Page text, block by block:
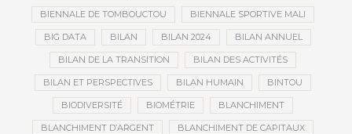
BIENNALE DE TOMBOUCTOU BIENNALE SPORTIVE MALI
BIG DATA BILAN BILAN 2024 BILAN ANNUEL
BILAN DE LA TRANSITION BILAN DES ACTIVITÉS
BILAN ET PERSPECTIVES BILAN HUMAIN BINTOU
BIODIVERSITÉ BIOMÉTRIE BLANCHIMENT
BLANCHIMENT D’ARGENT BLANCHIMENT DE CAPITAUX